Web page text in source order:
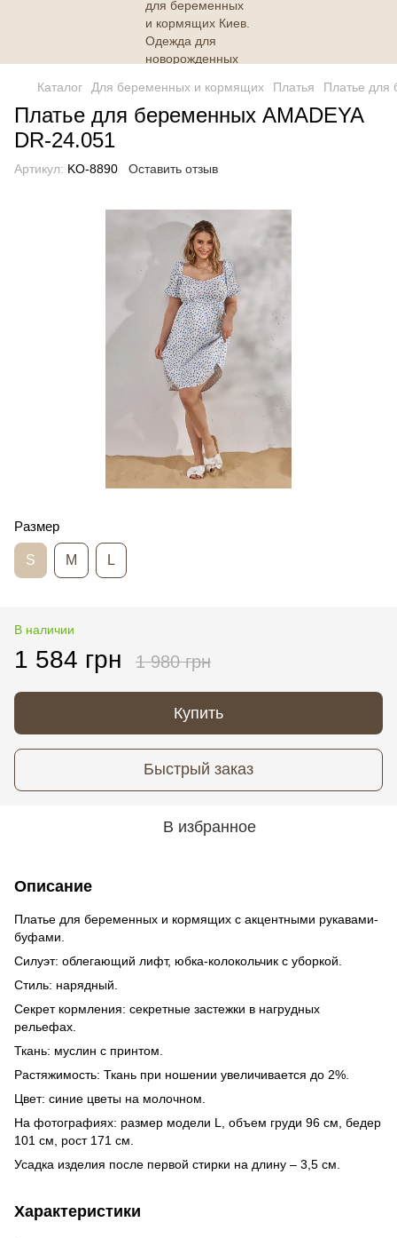
Каталог Для беременных и кормящих Платья Платье для
Платье для беременных AMADEYA
DR-24.051
Артикул: KO-8890 Оставить отзыв
Размер
S M L
В наличии
1 584 грн 1 980 грн
Купить
Быстрый заказ
В избранное
Описание
Платье для беременных и кормящих с акцентными рукавами-
буфами.
Силуэт: облегающий лифт, юбка-колокольчик с уборкой.
Стиль: нарядный.
Секрет кормления: секретные застежки в нагрудных
рельефах.
Ткань: муслин с принтом.
Растяжимость: Ткань при ношении увеличивается до 2%.
Цвет: синие цветы на молочном.
На фотографиях: размер модели L, объем груди 96 см, бедер
101 см, рост 171 см.
Усадка изделия после первой стирки на длину – 3,5 см.
Характеристики